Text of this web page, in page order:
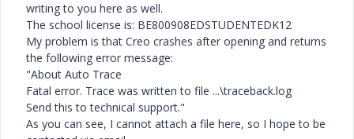
writing to you here as well.
The school license is: BE800908EDSTUDENTEDK12
My problem is that Creo crashes after opening and returns
the following error message:
"About Auto Trace
Fatal error. Trace was written to file ...\traceback.log
Send this to technical support."
As you can see, I cannot attach a file here, so I hope to be